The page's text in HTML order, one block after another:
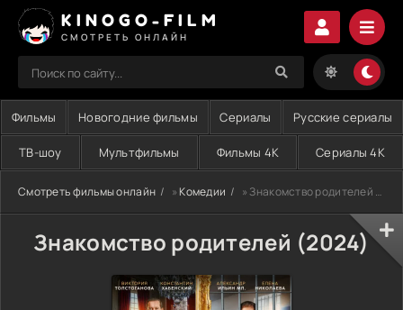
KINOGO-FILM
СМОТРЕТЬ ОНЛАЙН
Фильмы Новогодние фильмы Сериалы Русские сериалы
ТВ-шоу Мультфильмы Фильмы 4K Сериалы 4K
Смотреть фильмы онлайн »Комедии » Знакомство родителей (2024)
Знакомство родителей (2024)